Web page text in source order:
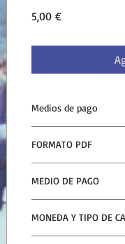
5,00 €Precio
Medios de pago
automática)
• Compra vía
(se recibe en tu
FORMATO PDF
forma inmediata y
MEDIO DE PAGO
MONEDA Y TIPO DE